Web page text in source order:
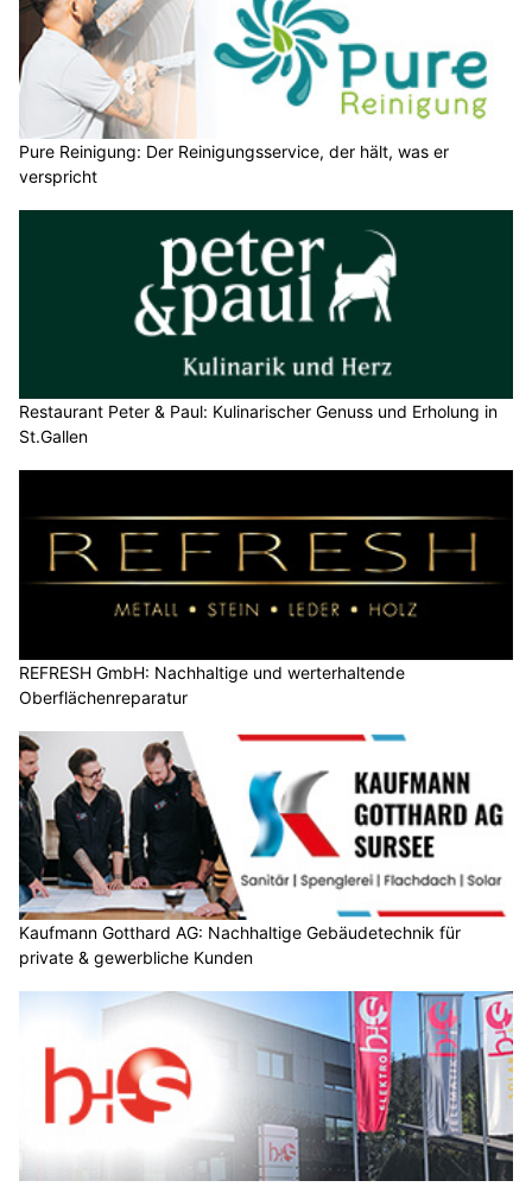
Pure Reinigung: Der Reinigungsservice, der hält, was er
verspricht
Restaurant Peter & Paul: Kulinarischer Genuss und Erholung in
St.Gallen
REFRESH GmbH: Nachhaltige und werterhaltende
Oberflächenreparatur
Kaufmann Gotthard AG: Nachhaltige Gebäudetechnik für
private & gewerbliche Kunden